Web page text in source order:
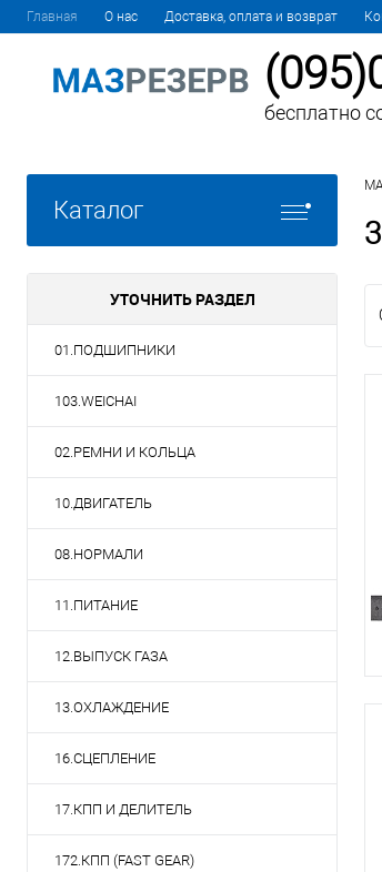
Главная О нас Доставка, оплата и возврат
бесплатно
Каталог
УТОЧНИТЬ РАЗДЕЛ
01.ПОДШИПНИКИ
103.WEICHAI
02.РЕМНИ И КОЛЬЦА
10.ДВИГАТЕЛЬ
08.НОРМАЛИ
11.ПИТАНИЕ
12.ВЫПУСК ГАЗА
13.ОХЛАЖДЕНИЕ
16.СЦЕПЛЕНИЕ
17.КПП И ДЕЛИТЕЛЬ
172.КПП (FAST GEAR)